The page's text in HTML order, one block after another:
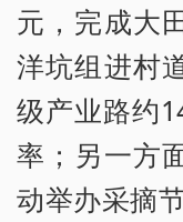
元，完成大
洋坑组进村
级产业路约
率；另一方
动举办采摘